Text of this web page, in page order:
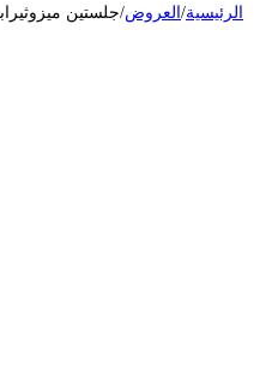
/العروض جلستين ميزوثيرابي